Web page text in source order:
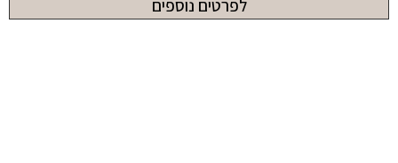
לפרטים נוספים